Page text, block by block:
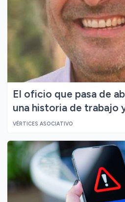
El oficio que pasa de
una historia de trabajo
VÉRTICES ASOCIATIVO